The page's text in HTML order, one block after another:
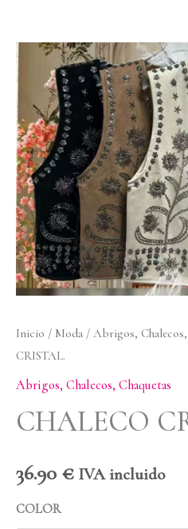
Inicio / Moda / Abrigos, Chalecos,
CRISTAL.
Abrigos, Chalecos, Chaquetas
CHALECO
36.90 € IVA incluido
COLOR
CHALECO
CRISTAL.
cantidad